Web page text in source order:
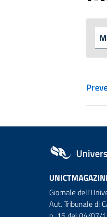
Giornale
Aut. Tribunale di